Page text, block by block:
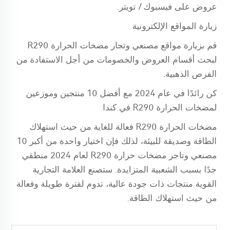
عروض على فيسبوك / تويتر.
زيارة المواقع الإلكترونية
قم بزيارة مواقع مصنعي وتجار مضخات الحرارة R290
لبحث أقسام العروض والخصومات من أجل الاستفادة من
الفرص الذهبية.
كن رائدًا في عام 2024 مع أفضل 10 منتجين وموزعين
لمضخات الحرارة R290 في كندا
مضخات الحرارة R290 فعالة للغاية من حيث استهلاك
الطاقة وصديقة للبيئة، لذلك فإن اختيار واحدة من أكبر 10
مصنعي وتاجر مضخات حرارة R290 لعام 2024 منطقي
جدًا بسبب الشعبية المتزايدة. ستصنع العلامة التجارية
القوية منتجات ذات جودة عالية، تدوم لفترة طويلة وفعالة
من حيث استهلاك الطاقة.